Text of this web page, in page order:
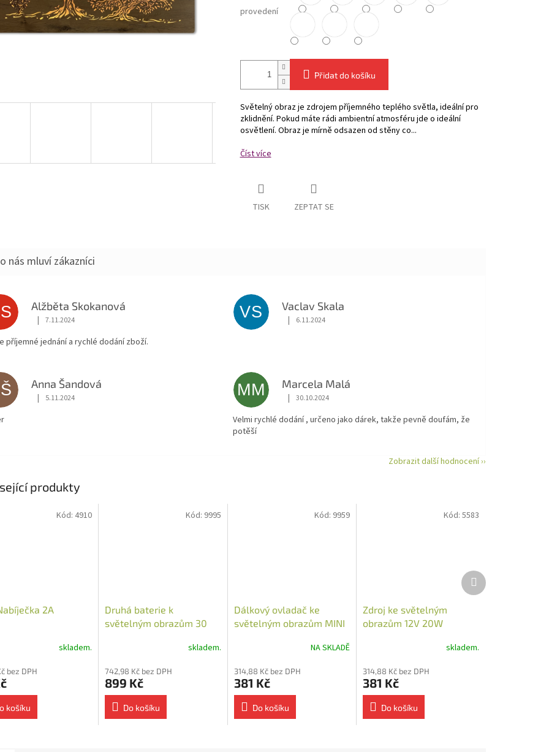
provedení
Přidat do košíku
Světelný obraz je zdrojem příjemného teplého světla, ideální pro
zklidnění. Pokud máte rádi ambientní atmosféru jde o ideální
osvětlení. Obraz je mírně odsazen od stěny co...
Číst více
TISK ZEPTAT SE
nás mluví zákazníci
Alžběta Skokanová
Hodnocení obchodu je 5 z 5 hvězdiček.
| 7.11.2024
příjemné jednání a rychlé dodání zboží.
VS Vaclav Skala
Hodnocení obchodu je 5 z 5 hvězdiček.
| 6.11.2024
Anna Šandová
Hodnocení obchodu je 5 z 5 hvězdiček.
| 5.11.2024 MM Marcela Malá
Hodnocení obchodu je 5 z 5 hvězdiček.
| 30.10.2024
Velmi rychlé dodání , určeno jako dárek, takže pevně doufám, že
potěší
Zobrazit další hodnocení ››
produkty
2A
skladem.
bez DPH
košíku
Kód: 4910
Druhá baterie k
světelným obrazům 30
skladem.
742,98 Kč bez DPH
899 Kč
Do košíku
Kód: 9995
Dálkový ovladač ke
světelným obrazům MINI
NA SKLADĚ
314,88 Kč bez DPH
381 Kč
Do košíku
Kód: 9959
Zdroj ke světelným
obrazům 12V 20W
skladem.
314,88 Kč bez DPH
381 Kč
Do košíku
Kód: 5583
Další
produkt